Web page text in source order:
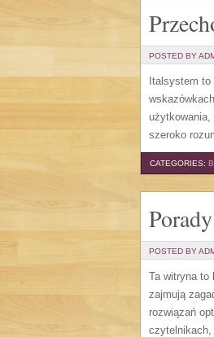
POSTED BY
Italsystem
szeroko
CATEGORIES:
POSTED BY
Ta witryna to
zajmują
rozwiązań
czytelnikach,